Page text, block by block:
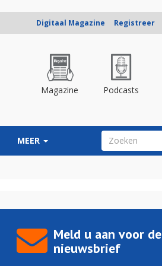
Digitaal Magazine Registreer
Magazine Podcasts
MEER ZOEKVELD
Meld u aan voor de
nieuwsbrief